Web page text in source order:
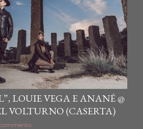
LOUIE VEGA E ANANÉ @
VOLTURNO (CASERTA)